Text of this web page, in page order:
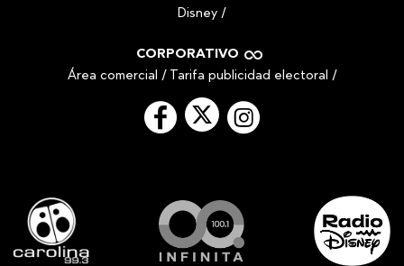
Disney /
CORPORATIVO
Área comercial / Tarifa publicidad electoral /